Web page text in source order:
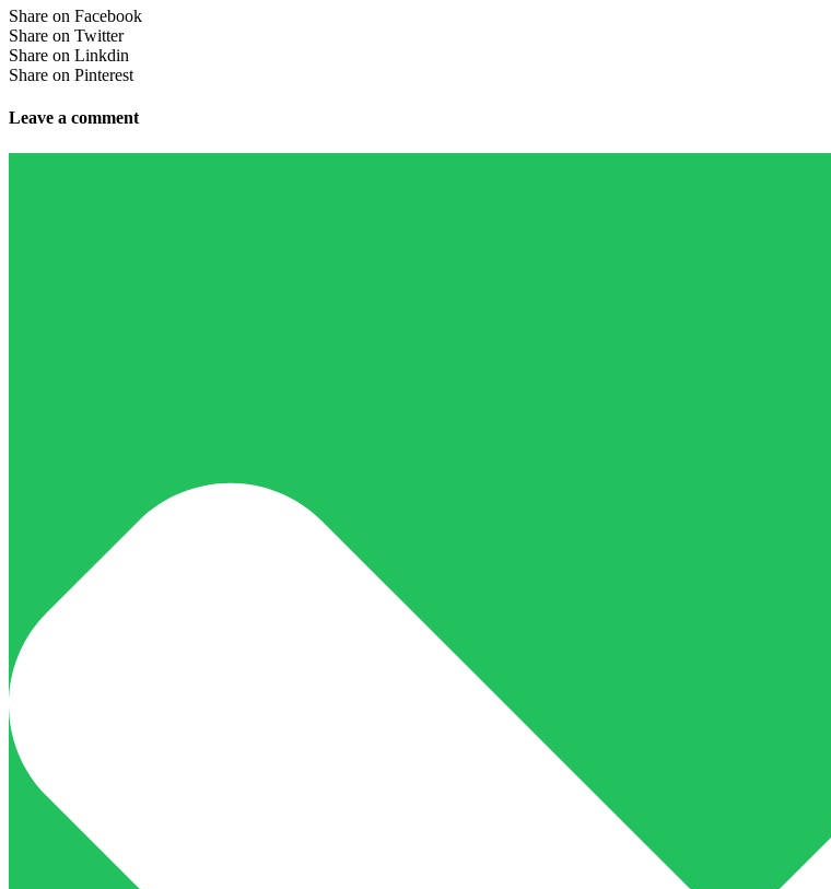
Share on Facebook
Share on Twitter
Share on Linkdin
Share on Pinterest
Leave a comment